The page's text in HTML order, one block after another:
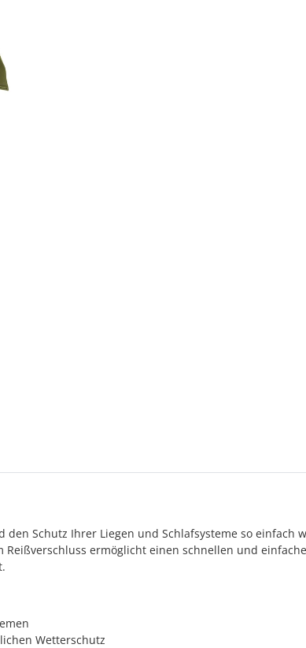
Schutz Ihrer Liegen und Schlafsysteme so einfach
ermöglicht einen schnellen und
Wetterschutz